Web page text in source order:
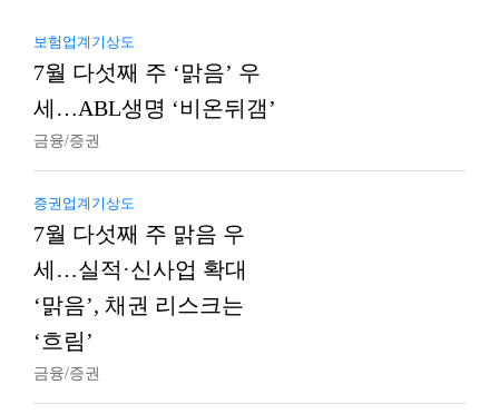
보험업계기상도
7월 다섯째 주 ‘맑음’ 우
세…ABL생명 ‘비온뒤갬’
금융/증권
증권업계기상도
7월 다섯째 주 맑음 우
세…실적·신사업 확대
‘맑음’, 채권 리스크는
‘흐림’
금융/증권